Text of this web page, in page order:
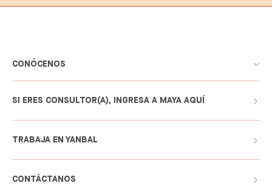
CONÓCENOS
SI ERES CONSULTOR(A), INGRESA A MAYA AQUÍ
TRABAJA EN YANBAL
CONTÁCTANOS